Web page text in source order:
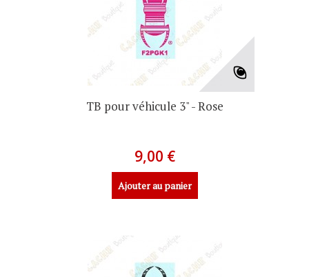
TB pour véhicule 3" - Rose
9,00 €
Ajouter au panier